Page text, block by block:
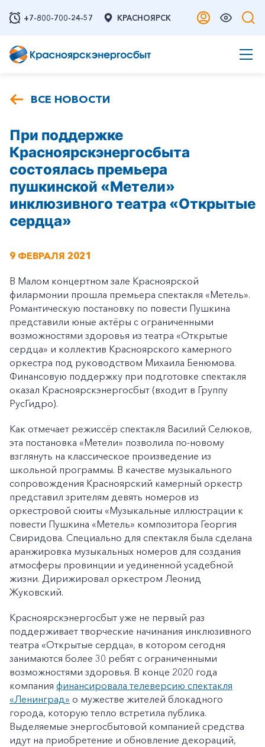
+7-800-700-24-57 КРАСНОЯРСК
ВСЕ НОВОСТИ
При поддержке
Красноярскэнергосбыта
состоялась премьера
пушкинской «Метели»
инклюзивного театра «Открытые
сердца»
9 ФЕВРАЛЯ 2021
В Малом концертном зале Красноярской
филармонии прошла премьера спектакля «Метель».
Романтическую постановку по повести Пушкина
представили юные актёры с ограниченными
возможностями здоровья из театра «Открытые
сердца» и коллектив Красноярского камерного
оркестра под руководством Михаила Бенюмова.
Финансовую поддержку при подготовке спектакля
оказал Красноярскэнергосбыт (входит в Группу
РусГидро).
Как отмечает режиссёр спектакля Василий Селюков,
эта постановка «Метели» позволила по-новому
взглянуть на классическое произведение из
школьной программы. В качестве музыкального
сопровождения Красноярский камерный оркестр
представил зрителям девять номеров из
оркестровой сюиты «Музыкальные иллюстрации к
повести Пушкина «Метель» композитора Георгия
Свиридова. Специально для спектакля была сделана
аранжировка музыкальных номеров для создания
атмосферы провинции и уединенной усадебной
жизни. Дирижировал оркестром Леонид
Жуковский.
Красноярскэнергосбыт уже не первый раз
поддерживает творческие начинания инклюзивного
театра «Открытые сердца», в котором сегодня
занимаются более 30 ребят с ограниченными
возможностями здоровья. В конце 2020 года
компания финансировала телеверсию спектакля
«Ленинград» о мужестве жителей блокадного
города, которую тепло встретила публика.
Выделяемые энергосбытовой компанией средства
идут на приобретение и обновление декораций,